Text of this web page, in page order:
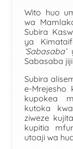
Wito huo
wa
Subira
ya
‘Sabasaba’
Sabasaba
Subira
e-Mrejesho
kupokea
kutoka
ziweze
kupitia
utoaji wa